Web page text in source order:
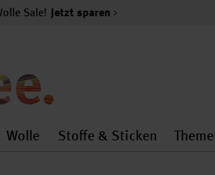
Sale! Jetzt sparen
Künstlerbedarf general.openMenu
Wolle
Wolle general.openMenu
Stoffe & Sticken
Stoffe